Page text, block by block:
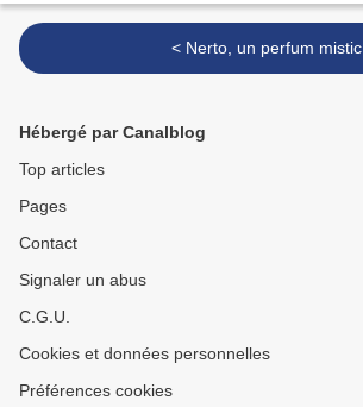
< Nerto, un perfum mistic
Hébergé par Canalblog
Top articles
Pages
Contact
Signaler un abus
C.G.U.
Cookies et données personnelles
Préférences cookies